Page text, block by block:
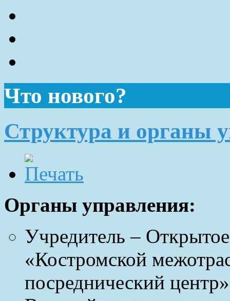
Что нового?
Структура и органы
Органы управления:
Учредитель –
«Костромской
посреднический